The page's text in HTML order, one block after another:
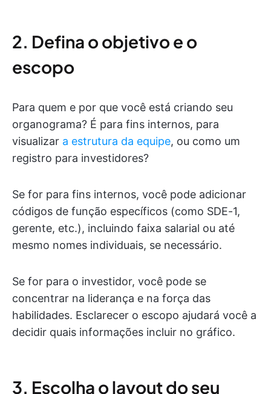
2. Defina o objetivo e o
escopo
Para quem e por que você está criando seu
organograma? É para fins internos, para
visualizar a estrutura da equipe, ou como um
registro para investidores?
Se for para fins internos, você pode adicionar
códigos de função específicos (como SDE-1,
gerente, etc.), incluindo faixa salarial ou até
mesmo nomes individuais, se necessário.
Se for para o investidor, você pode se
concentrar na liderança e na força das
habilidades. Esclarecer o escopo ajudará você a
decidir quais informações incluir no gráfico.
3. Escolha o layout do seu